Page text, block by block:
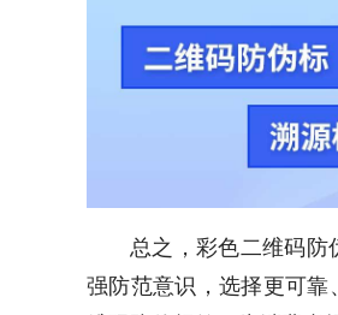
总之，彩色二维码
强防范意识，选择更可